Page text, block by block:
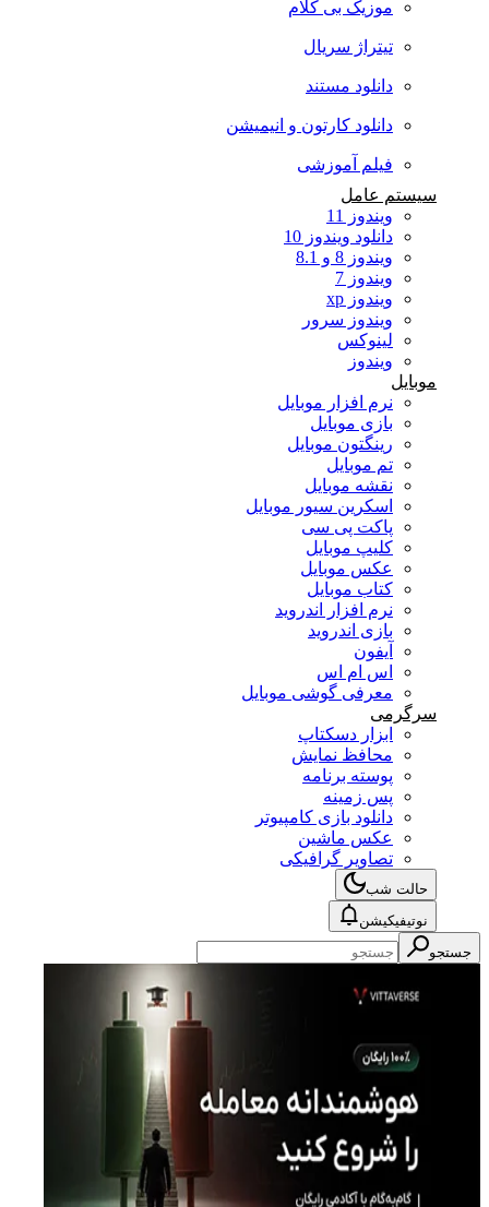
موزیک بی کلام
تیتراژ سریال
دانلود مستند
دانلود کارتون و انیمیشن
فیلم آموزشی
سیستم عامل
ویندوز 11
دانلود ویندوز 10
ویندوز 8 و 8.1
ویندوز 7
ویندوز xp
ویندوز سرور
لینوکس
ویندوز
موبایل
نرم افزار موبایل
بازی موبایل
رینگتون موبایل
تم موبایل
نقشه موبایل
اسکرین سیور موبایل
پاکت پی سی
کلیپ موبایل
عکس موبایل
کتاب موبایل
نرم افزار اندروید
بازی اندروید
آیفون
اس ام اس
معرفی گوشی موبایل
سرگرمی
ابزار دسکتاپ
محافظ نمایش
پوسته برنامه
پس زمینه
دانلود بازی کامپیوتر
عکس ماشین
تصاویر گرافیکی
حالت شب
نوتیفیکیشن
جستجو